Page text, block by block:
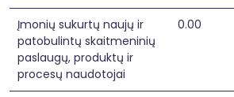
Įmonių sukurtų naujų ir
patobulintų skaitmeninių
paslaugų, produktų ir
procesų naudotojai
0.00